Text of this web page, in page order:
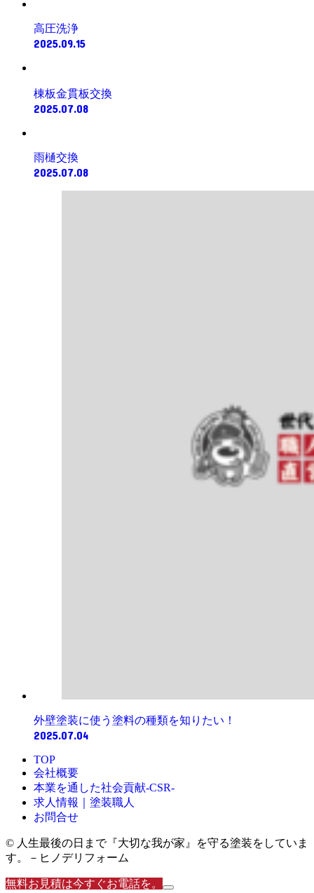
高圧洗浄
2025.09.15
棟板金貫板交換
2025.07.08
雨樋交換
2025.07.08
外壁塗装に使う塗料の種類を知りたい！
2025.07.04
TOP
会社概要
本業を通した社会貢献-CSR-
求人情報｜塗装職人
お問合せ
© 人生最後の日まで『大切な我が家』を守る塗装をしていま
す。－ヒノデリフォーム
無料お見積は今すぐお電話を。